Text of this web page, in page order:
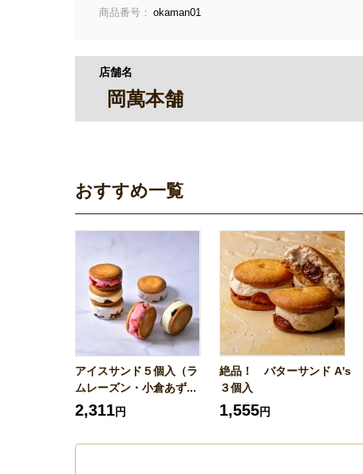
商品番号： okaman01
店舗名
岡萬本舗
おすすめ一覧
アイスサンド５個入（ラ
ムレーズン・小倉あず...
2,311円
絶品！ バターサンド A's
３個入
1,555円